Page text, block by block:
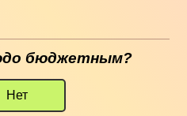
бюджетным?
Нет